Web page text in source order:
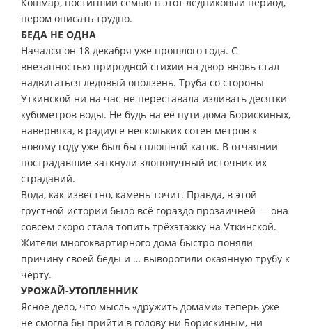
пером описать трудно.
БЕДА НЕ ОДНА
Начался он 18 декабря уже прошлого года. С
внезапностью природной стихии на двор вновь стал
надвигаться ледовый оползень. Труба со стороны
Уткинской ни на час не переставала изливать десятки
кубометров воды. Не будь на её пути дома Борискиных,
наверняка, в радиусе нескольких сотен метров к
новому году уже был бы сплошной каток. В отчаянии
пострадавшие заткнули злополучный источник их
страданий.
Вода, как известно, камень точит. Правда, в этой
грустной истории было всё гораздо прозаичней — она
совсем скоро стала топить трёхэтажку на Уткинской.
Жители многоквартирного дома быстро поняли
причину своей беды и … выворотили окаянную трубу к
чёрту.
УРОЖАЙ-УТОПЛЕННИК
Ясное дело, что мысль «дружить домами» теперь уже
не смогла бы прийти в голову ни Борискиным, ни